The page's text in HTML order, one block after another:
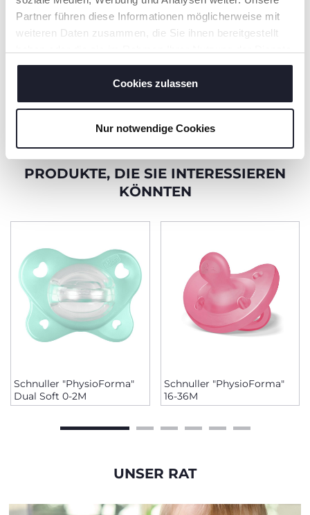
Partner führen diese Informationen möglicherweise mit
weiteren Daten zusammen, die Sie ihnen bereitgestellt
gesammelt haben.
Cookies zulassen
Nur notwendige Cookies
und die natürliche
Position der Zunge
hoch am Gaumen zu
unterstützen.
PRODUKTE, DIE SIE INTERESSIEREN
KÖNNTEN
Schnuller "PhysioForma"
Dual Soft 0-2M
Schnuller "PhysioForma"
16-36M
UNSER RAT